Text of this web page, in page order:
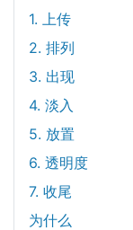
1. 上传
2. 排列
3. 出现
4. 淡入
5. 放置
6. 透明度
7. 收尾
为什么